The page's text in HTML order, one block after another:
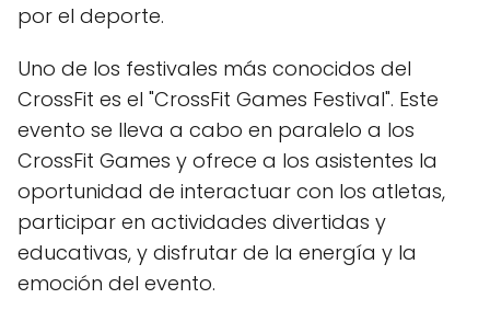
por el deporte.
Uno de los festivales más conocidos del
CrossFit es el "CrossFit Games Festival". Este
evento se lleva a cabo en paralelo a los
CrossFit Games y ofrece a los asistentes la
oportunidad de interactuar con los atletas,
participar en actividades divertidas y
educativas, y disfrutar de la energía y la
emoción del evento.